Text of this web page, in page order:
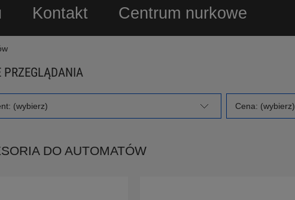
Kontakt Centrum nurkowe
PRZEGLĄDANIA
(wybierz) Cena: (wybierz)
DO AUTOMATÓW